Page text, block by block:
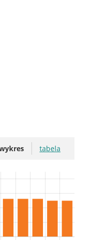
tabela